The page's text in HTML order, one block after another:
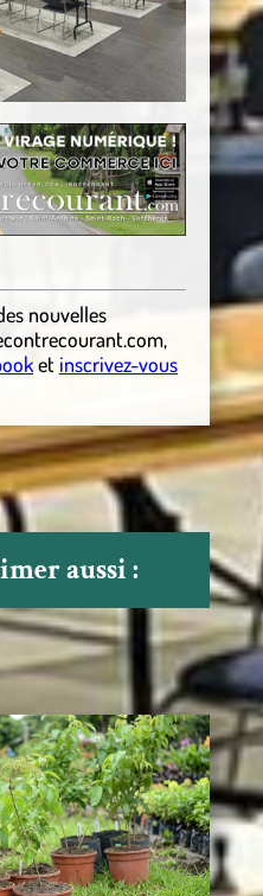
nouvelles
,
et inscrivez-vous
aussi :